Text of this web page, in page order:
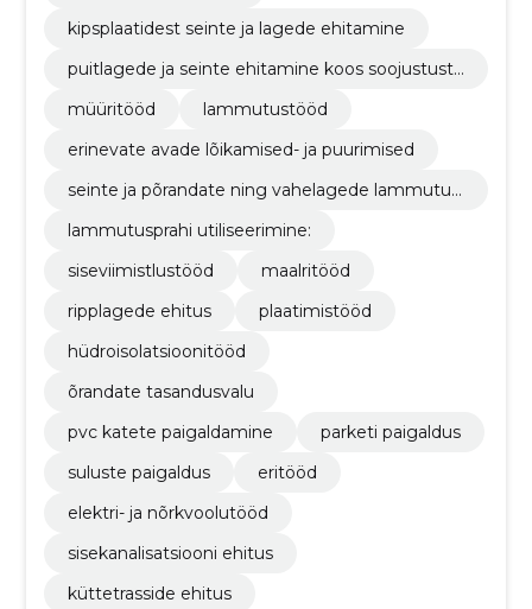
kipsplaatidest seinte ja lagede ehitamine
puitlagede ja seinte ehitamine koos soojustustö
müüritööd
lammutustööd
erinevate avade lõikamised- ja puurimised
seinte ja põrandate ning vahelagede lammutus
lammutusprahi utiliseerimine:
siseviimistlustööd
maalritööd
ripplagede ehitus
plaatimistööd
hüdroisolatsioonitööd
õrandate tasandusvalu
pvc katete paigaldamine
parketi paigaldus
suluste paigaldus
eritööd
elektri- ja nõrkvoolutööd
sisekanalisatsiooni ehitus
küttetrasside ehitus